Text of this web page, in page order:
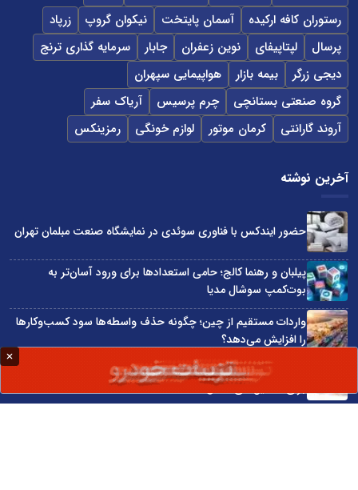
رستوران کافه ارکیده
آسمان پایتخت نیکوان گروپ
زرپاد
پرسال
لپتاپیفای نوین زعفران جابار
سرمایه گذاری ترنج
دیجی زرگر
بیمه بازار
هواپیمایی سپهران
گروه صنعتی بستانچی
چرم پرسیس
آریاک سفر
آروند گارانتی
کرمان موتور لوازم خونگی رمزینکس
آخرین نوشته
حضور ایندکس با فناوری سوئدی در نمایشگاه صنعت مبلمان تهران
پیلبان و رهنما کالج؛ حامی استعدادها برای ورود آسان‌تر به
بوت‌کمپ سوشال مدیا
واردات مستقیم از چین؛ چگونه حذف واسطه‌ها سود کسب‌وکارها
را افزایش می‌دهد؟
ترند ترین دستبندهای طلا برای تابستان؛ انتخابی ظریف و متفاوت
برای استایل‌های خاص